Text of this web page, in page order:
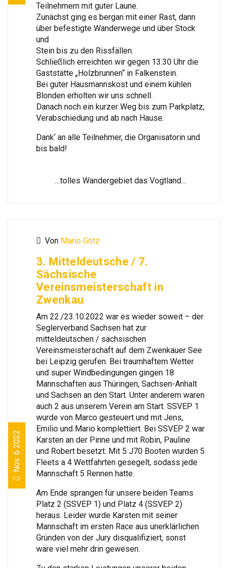
Teilnehmern mit guter Laune.
Zunächst ging es bergan mit einer Rast, dann
über befestigte Wanderwege und über Stock
und
Stein bis zu den Rissfällen.
Schließlich erreichten wir gegen 13.30 Uhr die
Gaststätte „Holzbrunnen“ in Falkenstein.
Bei guter Hausmannskost und einem kühlen
Blonden erholten wir uns schnell.
Danach noch ein kurzer Weg bis zum Parkplatz,
Verabschiedung und ab nach Hause.
Dank‘ an alle Teilnehmer, die Organisatorin und
bis bald!
…tolles Wandergebiet das Vogtland…
Nov. 6 2022
Von Mario Götz
3. Mitteldeutsche / 7.
Sächsische
Vereinsmeisterschaft in
Zwenkau
Am 22./23.10.2022 war es wieder soweit – der
Seglerverband Sachsen hat zur
mitteldeutschen / sächsischen
Vereinsmeisterschaft auf dem Zwenkauer See
bei Leipzig gerufen. Bei traumhaftem Wetter
und super Windbedingungen gingen 18
Mannschaften aus Thüringen, Sachsen-Anhalt
und Sachsen an den Start. Unter anderem waren
auch 2 aus unserem Verein am Start. SSVEP 1
wurde von Marco gesteuert und mit Jens,
Emilio und Mario komplettiert. Bei SSVEP 2 war
Karsten an der Pinne und mit Robin, Pauline
und Robert besetzt. Mit 5 J70 Booten wurden 5
Fleets a 4 Wettfahrten gesegelt, sodass jede
Mannschaft 5 Rennen hatte.
Am Ende sprangen für unsere beiden Teams
Platz 2 (SSVEP 1) und Platz 4 (SSVEP 2)
heraus. Leider wurde Karsten mit seiner
Mannschaft im ersten Race aus unerklärlichen
Gründen von der Jury disqualifiziert, sonst
wäre viel mehr drin gewesen.